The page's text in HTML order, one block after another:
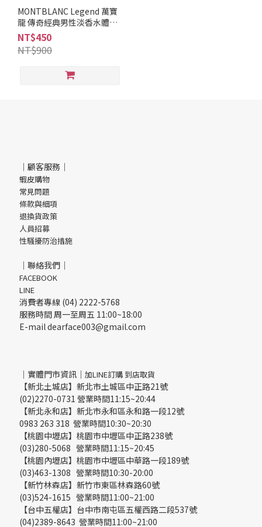
調
柑
苔
調
MONTBLANC Legend 萬寶
龍 傳奇經典男性淡香水體香
膏
NT$450
NT$900
｜顧客服務｜
蝦皮購物
常見問題
條款與細項
退換貨政策
人員招募
性騷擾防治措施
｜聯絡我們｜
FACEBOOK
LINE
消費者專線 (04) 2222-5768
服務時間 周一至周五 11:00~18:00
E-mail dearface003@gmail.com
｜實體門市資訊｜ 加LINE訂購 到店取貨
【新北土城店】新北市土城區中正路21號
(02)2270-0731 營業時間11:15~20:44
【新北永和店】新北市永和區永和路一段12號
0983 263 318 營業時間10:30~20:30
【桃園中壢店】桃園市中壢區中正路238號
(03)280-5068 營業時間11:15~20:45
【桃園內壢店】桃園市中壢區中華路一段189號
(03)463-1308 營業時間10:30-20:00
【新竹林森店】新竹市東區林森路60號
(03)524-1615 營業時間11:00~21:00
【台中五權店】台中市南屯區五權西路二段537號
(04)2389-8643 營業時間11:00~21:00